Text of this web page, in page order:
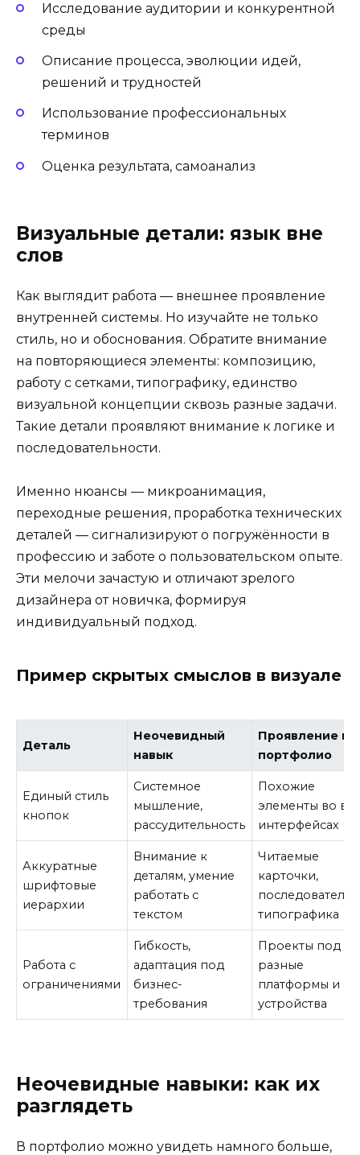
Исследование аудитории и конкурентной
среды
Описание процесса, эволюции идей,
решений и трудностей
Использование профессиональных
терминов
Оценка результата, самоанализ
Визуальные детали: язык вне
слов
Как выглядит работа — внешнее проявление
внутренней системы. Но изучайте не только
стиль, но и обоснования. Обратите внимание
на повторяющиеся элементы: композицию,
работу с сетками, типографику, единство
визуальной концепции сквозь разные задачи.
Такие детали проявляют внимание к логике и
последовательности.
Именно нюансы — микроанимация,
переходные решения, проработка технических
деталей — сигнализируют о погружённости в
профессию и заботе о пользовательском опыте.
Эти мелочи зачастую и отличают зрелого
дизайнера от новичка, формируя
индивидуальный подход.
Пример скрытых смыслов в визуале
Деталь
Неочевидный
навык
Проявление в
портфолио
Единый стиль
кнопок
Системное
мышление,
рассудительность
Похожие
элементы во
интерфейсах
Аккуратные
шрифтовые
иерархии
Внимание к
деталям, умение
работать с
текстом
Читаемые
карточки,
типографика
Работа с
ограничениями
Гибкость,
адаптация под
бизнес-
требования
Проекты под
разные
платформы и
устройства
Неочевидные навыки: как их
разглядеть
В портфолио можно увидеть намного больше,